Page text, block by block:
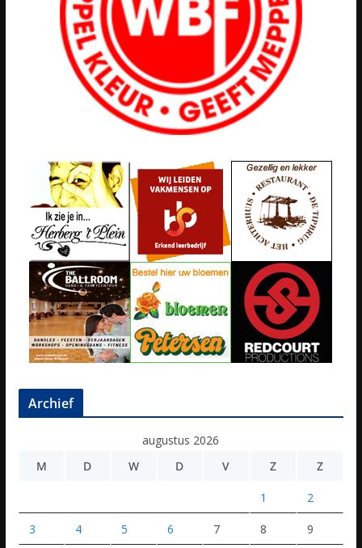
Archief
augustus 2026
M
D W D V Z Z
1 2
3 4 5 6 7 8 9